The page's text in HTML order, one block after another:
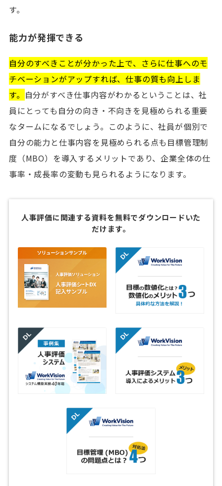
す。
能力が発揮できる
自分のすべきことが分かった上で、さらに仕事へのモ
チベーションがアップすれば、仕事の質も向上しま
す。 自分がすべき仕事内容がわかるということは、社
員にとっても自分の向き・不向きを見極められる重要
なタームになるでしょう。このように、社員が個別で
自分の能力と仕事内容を見極められる点も目標管理制
度（MBO）を導入するメリットであり、企業全体の仕
事率・成長率の変動も見られるようになります。
人事評価に関連する資料を無料でダウンロードいた
だけます。